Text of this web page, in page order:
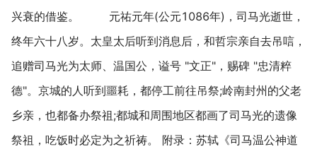
兴衰的借鉴。 元祐元年(公元1086年)，司马光逝世，
终年六十八岁。太皇太后听到消息后，和哲宗亲自去吊唁，
追赠司马光为太师、温国公，谥号 "文正"，赐碑 "忠清粹
德"。京城的人听到噩耗，都停工前往吊祭;岭南封州的父老
乡亲，也都备办祭祖;都城和周围地区都画了司马光的遗像
祭祖，吃饭时必定为之祈祷。 附录：苏轼《司马温公神道